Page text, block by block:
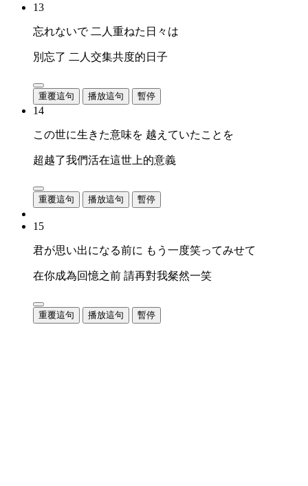
13
忘れないで 二人重ねた日々は
別忘了 二人交集共度的日子
重覆這句 播放這句 暫停
14
この世に生きた意味を 越えていたことを
超越了我們活在這世上的意義
重覆這句 播放這句 暫停
15
君が思い出になる前に もう一度笑ってみせて
在你成為回憶之前 請再對我粲然一笑
重覆這句 播放這句 暫停